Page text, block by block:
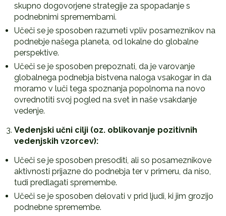
skupno dogovorjene strategije za spopadanje s
podnebnimi spremembami.
Učeči se je sposoben razumeti vpliv posameznikov na
podnebje našega planeta, od lokalne do globalne
perspektive.
Učeči se je sposoben prepoznati, da je varovanje
globalnega podnebja bistvena naloga vsakogar in da
moramo v luči tega spoznanja popolnoma na novo
ovrednotiti svoj pogled na svet in naše vsakdanje
vedenje.
Vedenjski učni cilji (oz. oblikovanje pozitivnih
vedenjskih vzorcev):
Učeči se je sposoben presoditi, ali so posameznikove
aktivnosti prijazne do podnebja ter v primeru, da niso,
tudi predlagati spremembe.
Učeči se je sposoben delovati v prid ljudi, ki jim grozijo
podnebne spremembe.